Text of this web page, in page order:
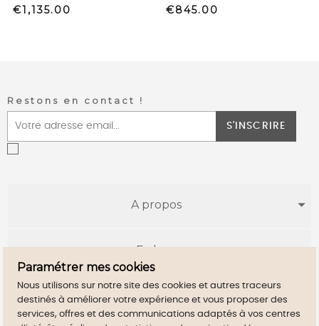
Price
€1,135.00
Price
€845.00
Restons en contact !
S'INSCRIRE
A propos
E-shop
Infos utiles
Paramétrer mes cookies
Nous utilisons sur notre site des cookies et autres traceurs
destinés à améliorer votre expérience et vous proposer des
services, offres et des communications adaptés à vos centres